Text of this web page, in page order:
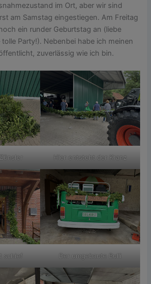
im Ort, aber wir sind
am Samstag eingestiegen. Am Freitag
ein runder Geburtstag an (liebe
Party!). Nebenbei habe ich meinen
zuverlässig wie ich bin.
Hier entsteht der Kranz
schief Der umgebaute Bulli